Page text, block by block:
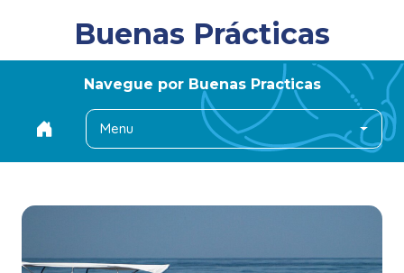
Buenas Prácticas
Navegue por Buenas Practicas
Menu